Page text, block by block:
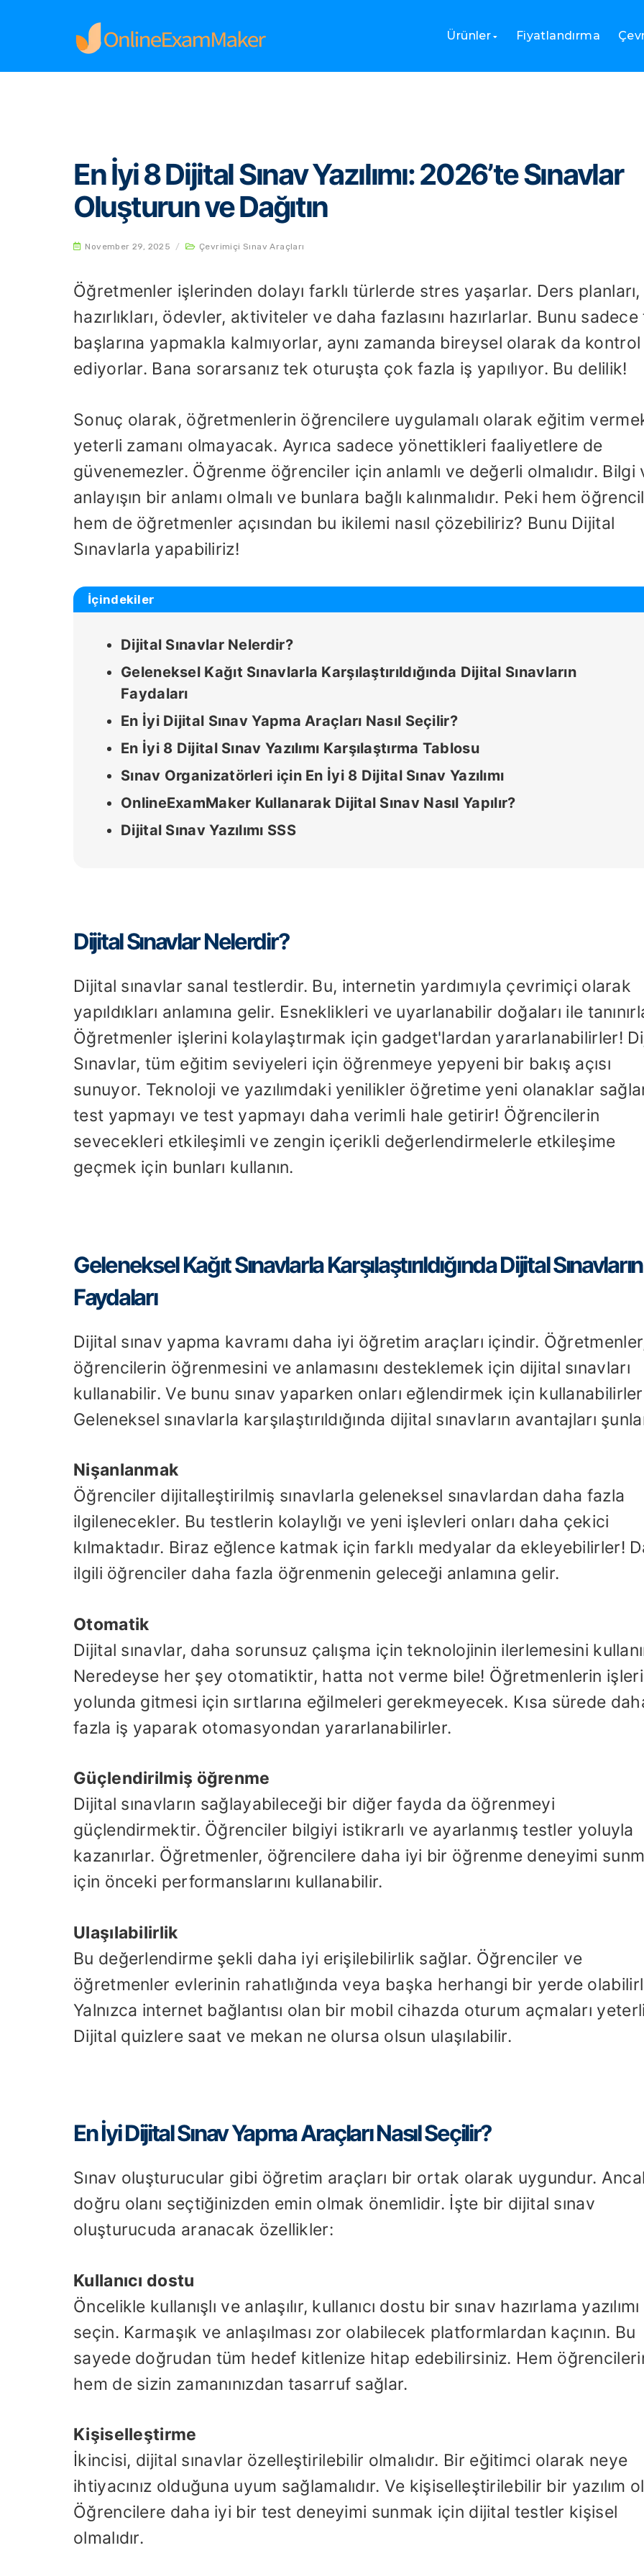
Ürünler Fiyatlandırma
Home
En İyi 8 Dijital Sınav Yazılımı: 2026’te Sınavlar
Oluşturun ve Dağıtın
November 29, 2025 / Çevrimiçi Sınav Araçları
Öğretmenler işlerinden dolayı farklı türlerde stres yaşarlar. Ders
hazırlıkları, ödevler, aktiviteler ve daha fazlasını hazırlarlar. Bunu
başlarına yapmakla kalmıyorlar, aynı zamanda bireysel olarak da kontrol
ediyorlar. Bana sorarsanız tek oturuşta çok fazla iş yapılıyor. Bu delilik!
Sonuç olarak, öğretmenlerin öğrencilere uygulamalı olarak eğitim
yeterli zamanı olmayacak. Ayrıca sadece yönettikleri faaliyetlere de
güvenemezler. Öğrenme öğrenciler için anlamlı ve değerli olmalıdır. Bilgi
anlayışın bir anlamı olmalı ve bunlara bağlı kalınmalıdır. Peki hem
hem de öğretmenler açısından bu ikilemi nasıl çözebiliriz? Bunu Dijital
Sınavlarla yapabiliriz!
İçindekiler
Dijital Sınavlar Nelerdir?
Geleneksel Kağıt Sınavlarla Karşılaştırıldığında Dijital Sınavların
Faydaları
En İyi Dijital Sınav Yapma Araçları Nasıl Seçilir?
En İyi 8 Dijital Sınav Yazılımı Karşılaştırma Tablosu
Sınav Organizatörleri için En İyi 8 Dijital Sınav Yazılımı
OnlineExamMaker Kullanarak Dijital Sınav Nasıl Yapılır?
Dijital Sınav Yazılımı SSS
Dijital Sınavlar Nelerdir?
Dijital sınavlar sanal testlerdir. Bu, internetin yardımıyla çevrimiçi olarak
yapıldıkları anlamına gelir. Esneklikleri ve uyarlanabilir doğaları ile
Öğretmenler işlerini kolaylaştırmak için gadget'lardan yararlanabilirler!
Sınavlar, tüm eğitim seviyeleri için öğrenmeye yepyeni bir bakış açısı
sunuyor. Teknoloji ve yazılımdaki yenilikler öğretime yeni olanaklar
test yapmayı ve test yapmayı daha verimli hale getirir! Öğrencilerin
sevecekleri etkileşimli ve zengin içerikli değerlendirmelerle etkileşime
geçmek için bunları kullanın.
Geleneksel Kağıt Sınavlarla Karşılaştırıldığında Dijital Sınavların
Faydaları
Dijital sınav yapma kavramı daha iyi öğretim araçları içindir.
öğrencilerin öğrenmesini ve anlamasını desteklemek için dijital sınavları
kullanabilir. Ve bunu sınav yaparken onları eğlendirmek için
Geleneksel sınavlarla karşılaştırıldığında dijital sınavların avantajları
Nişanlanmak
Öğrenciler dijitalleştirilmiş sınavlarla geleneksel sınavlardan daha fazla
ilgilenecekler. Bu testlerin kolaylığı ve yeni işlevleri onları daha çekici
kılmaktadır. Biraz eğlence katmak için farklı medyalar da ekleyebilirler!
ilgili öğrenciler daha fazla öğrenmenin geleceği anlamına gelir.
Otomatik
Dijital sınavlar, daha sorunsuz çalışma için teknolojinin ilerlemesini
Neredeyse her şey otomatiktir, hatta not verme bile! Öğretmenlerin
yolunda gitmesi için sırtlarına eğilmeleri gerekmeyecek. Kısa sürede
fazla iş yaparak otomasyondan yararlanabilirler.
Güçlendirilmiş öğrenme
Dijital sınavların sağlayabileceği bir diğer fayda da öğrenmeyi
güçlendirmektir. Öğrenciler bilgiyi istikrarlı ve ayarlanmış testler yoluyla
kazanırlar. Öğretmenler, öğrencilere daha iyi bir öğrenme deneyimi
için önceki performanslarını kullanabilir.
Ulaşılabilirlik
Bu değerlendirme şekli daha iyi erişilebilirlik sağlar. Öğrenciler ve
öğretmenler evlerinin rahatlığında veya başka herhangi bir yerde
Yalnızca internet bağlantısı olan bir mobil cihazda oturum açmaları
Dijital quizlere saat ve mekan ne olursa olsun ulaşılabilir.
En İyi Dijital Sınav Yapma Araçları Nasıl Seçilir?
Sınav oluşturucular gibi öğretim araçları bir ortak olarak uygundur.
doğru olanı seçtiğinizden emin olmak önemlidir. İşte bir dijital sınav
oluşturucuda aranacak özellikler:
Kullanıcı dostu
Öncelikle kullanışlı ve anlaşılır, kullanıcı dostu bir sınav hazırlama yazılımı
seçin. Karmaşık ve anlaşılması zor olabilecek platformlardan kaçının. Bu
sayede doğrudan tüm hedef kitlenize hitap edebilirsiniz. Hem
hem de sizin zamanınızdan tasarruf sağlar.
Kişiselleştirme
İkincisi, dijital sınavlar özelleştirilebilir olmalıdır. Bir eğitimci olarak neye
ihtiyacınız olduğuna uyum sağlamalıdır. Ve kişiselleştirilebilir bir yazılım
Öğrencilere daha iyi bir test deneyimi sunmak için dijital testler kişisel
olmalıdır.